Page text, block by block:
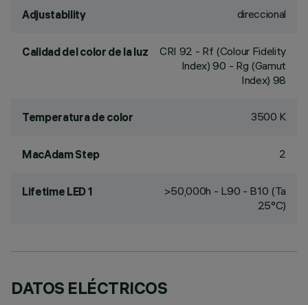
Adjustability direccional
Calidad del color de la luz CRI 92 - Rf (Colour Fidelity
Index) 90 - Rg (Gamut
Index) 98
Temperatura de color 3500 K
MacAdam Step 2
Lifetime LED 1
>50,000h - L90 - B10 (Ta
25°C)
DATOS ELÉCTRICOS